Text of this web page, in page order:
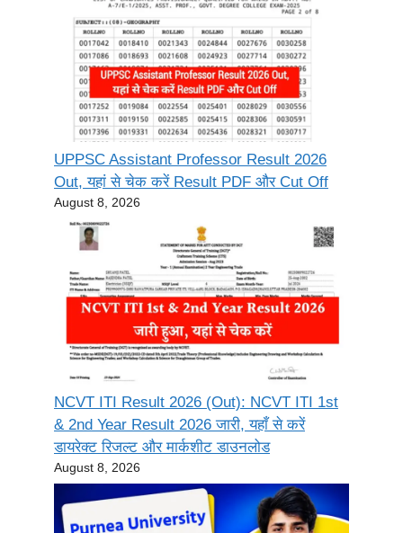
UPPSC Assistant Professor Result 2026
Out, यहां से चेक करें Result PDF और Cut Off
August 8, 2026
NCVT ITI Result 2026 (Out): NCVT ITI 1st
& 2nd Year Result 2026 जारी, यहाँ से करें
डायरेक्ट रिजल्ट और मार्कशीट डाउनलोड
August 8, 2026